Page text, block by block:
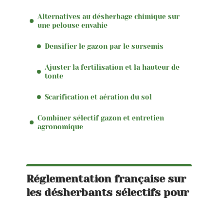
Alternatives au désherbage chimique sur
une pelouse envahie
Densifier le gazon par le sursemis
Ajuster la fertilisation et la hauteur de
tonte
Scarification et aération du sol
Combiner sélectif gazon et entretien
agronomique
Réglementation française sur
les désherbants sélectifs pour